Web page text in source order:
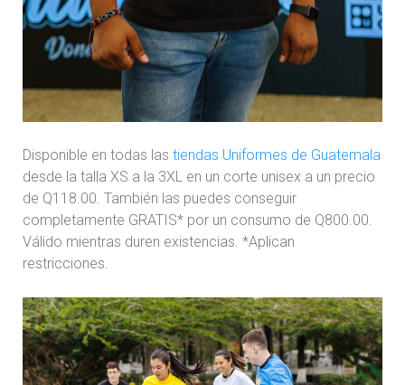
Disponible en todas las tiendas Uniformes de Guatemala
desde la talla XS a la 3XL en un corte unisex a un precio
de Q118.00. También las puedes conseguir
completamente GRATIS* por un consumo de Q800.00.
Válido mientras duren existencias. *Aplican
restricciones.